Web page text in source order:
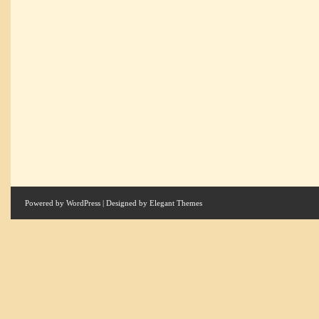
Powered by WordPress | Designed by Elegant Themes